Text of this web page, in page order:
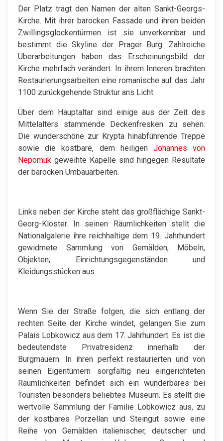
Der Platz trägt den Namen der alten Sankt-Georgs-
Kirche. Mit ihrer barocken Fassade und ihren beiden
Zwillingsglockentürmen ist sie unverkennbar und
bestimmt die Skyline der Prager Burg. Zahlreiche
Überarbeitungen haben das Erscheinungsbild der
Kirche mehrfach verändert. In ihrem Inneren brachten
Restaurierungsarbeiten eine romanische auf das Jahr
1100 zurückgehende Struktur ans Licht.
Über dem Hauptaltar sind einige aus der Zeit des
Mittelalters stammende Deckenfresken zu sehen.
Die wunderschöne zur Krypta hinabführende Treppe
sowie die kostbare, dem heiligen Johannes von
Nepomuk geweihte Kapelle sind hingegen Resultate
der barocken Umbauarbeiten.
Links neben der Kirche steht das großflächige Sankt-
Georg-Kloster. In seinen Räumlichkeiten stellt die
Nationalgalerie ihre reichhaltige dem 19. Jahrhundert
gewidmete Sammlung von Gemälden, Möbeln,
Objekten, Einrichtungsgegenständen und
Kleidungsstücken aus.
Wenn Sie der Straße folgen, die sich entlang der
rechten Seite der Kirche windet, gelangen Sie zum
Palais Lobkowicz aus dem 17. Jahrhundert. Es ist die
bedeutendste Privatresidenz innerhalb der
Burgmauern. In ihren perfekt restaurierten und von
seinen Eigentümern sorgfältig neu eingerichteten
Räumlichkeiten befindet sich ein wunderbares bei
Touristen besonders beliebtes Museum. Es stellt die
wertvolle Sammlung der Familie Lobkowicz aus, zu
der kostbares Porzellan und Steingut sowie eine
Reihe von Gemälden italienischer, deutscher und